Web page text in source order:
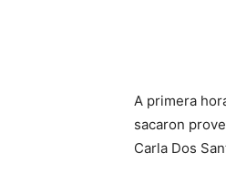
A primera
sacaron
Carla Dos